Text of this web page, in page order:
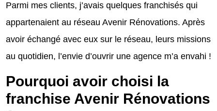
Parmi mes clients, j’avais quelques franchisés qui
appartenaient au réseau Avenir Rénovations. Après
avoir échangé avec eux sur le réseau, leurs missions
au quotidien, l’envie d’ouvrir une agence m’a envahi !
Pourquoi avoir choisi la
franchise Avenir Rénovations